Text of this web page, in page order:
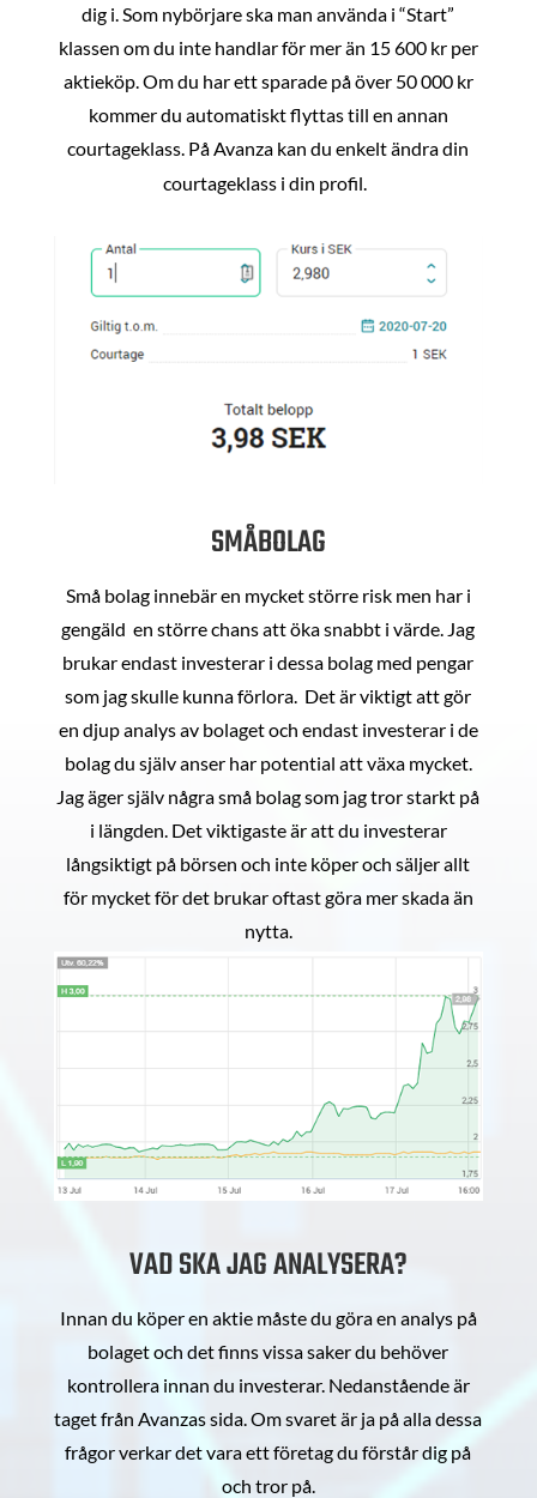
dig i. Som nybörjare ska man använda i “Start”
klassen om du inte handlar för mer än 15 600 kr per
aktieköp. Om du har ett sparade på över 50 000 kr
kommer du automatiskt flyttas till en annan
courtageklass. På Avanza kan du enkelt ändra din
courtageklass i din profil.
SMÅBOLAG
Små bolag innebär en mycket större risk men har i
gengäld en större chans att öka snabbt i värde. Jag
brukar endast investerar i dessa bolag med pengar
som jag skulle kunna förlora. Det är viktigt att gör
en djup analys av bolaget och endast investerar i de
bolag du själv anser har potential att växa mycket.
Jag äger själv några små bolag som jag tror starkt på
i längden. Det viktigaste är att du investerar
långsiktigt på börsen och inte köper och säljer allt
för mycket för det brukar oftast göra mer skada än
nytta.
VAD SKA JAG ANALYSERA?
Innan du köper en aktie måste du göra en analys på
bolaget och det finns vissa saker du behöver
kontrollera innan du investerar. Nedanstående är
taget från Avanzas sida. Om svaret är ja på alla dessa
frågor verkar det vara ett företag du förstår dig på
och tror på.